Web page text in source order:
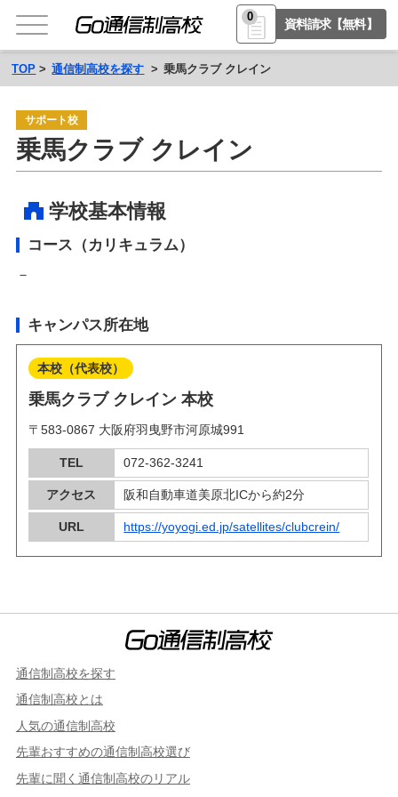
0
資料請求【無料】
TOP 通信制高校を探す 乗馬クラブ クレイン
サポート校
乗馬クラブ クレイン
学校基本情報
コース（カリキュラム）
－
キャンパス所在地
本校（代表校）
乗馬クラブ クレイン 本校
〒583-0867 大阪府羽曳野市河原城991
TEL 072-362-3241
アクセス 阪和自動車道美原北ICから約2分
URL https://yoyogi.ed.jp/satellites/clubcrein/
通信制高校を探す
通信制高校とは
人気の通信制高校
先輩おすすめの通信制高校選び
先輩に聞く通信制高校のリアル